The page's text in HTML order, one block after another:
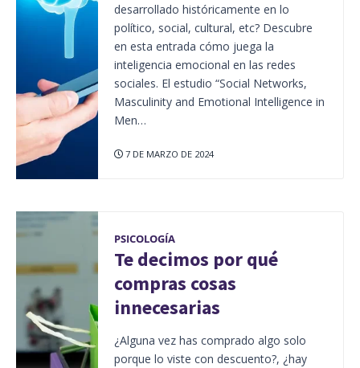
desarrollado históricamente en lo
político, social, cultural, etc? Descubre
en esta entrada cómo juega la
inteligencia emocional en las redes
sociales. El estudio “Social Networks,
Masculinity and Emotional Intelligence in
Men…
7 DE MARZO DE 2024
PSICOLOGÍA
Te decimos por qué
compras cosas
innecesarias
¿Alguna vez has comprado algo solo
porque lo viste con descuento?, ¿hay